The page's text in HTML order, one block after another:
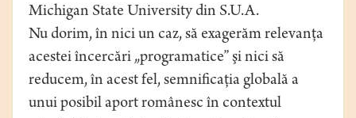
Michigan State University din S.U.A.
Nu dorim, în nici un caz, să exagerăm relevanţa
acestei încercări „programatice” şi nici să
reducem, în acest fel, semnificaţia globală a
unui posibil aport românesc în contextul